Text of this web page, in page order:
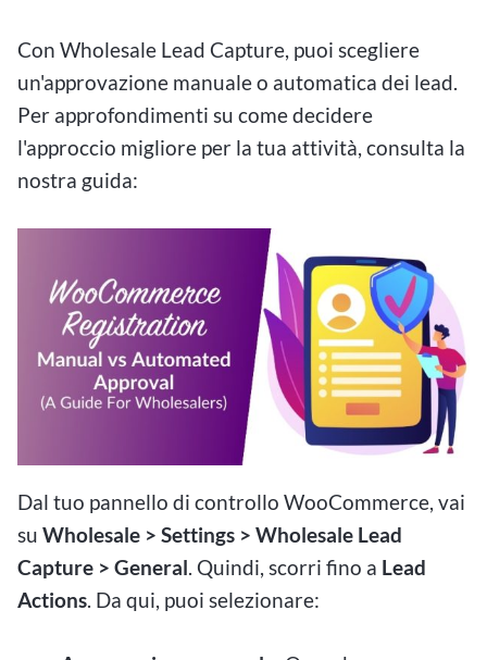
Con Wholesale Lead Capture, puoi scegliere
un'approvazione manuale o automatica dei lead.
Per approfondimenti su come decidere
l'approccio migliore per la tua attività, consulta la
nostra guida:
Dal tuo pannello di controllo WooCommerce, vai
su Wholesale > Settings > Wholesale Lead
Capture > General. Quindi, scorri fino a Lead
Actions. Da qui, puoi selezionare: